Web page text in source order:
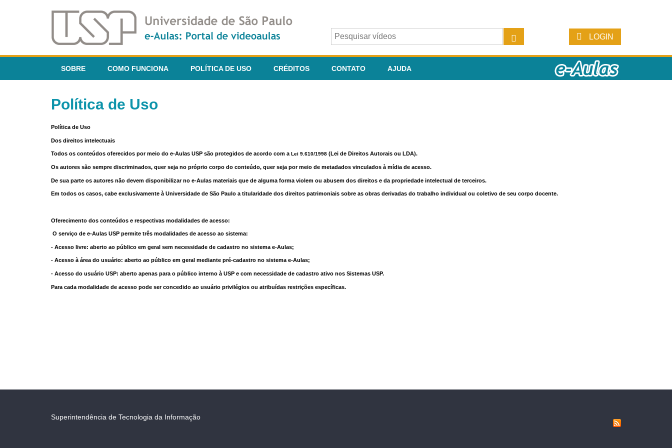
LOGIN
SOBRE COMO FUNCIONA POLÍTICA DE USO CRÉDITOS CONTATO AJUDA
Política de Uso
Política de Uso
Dos direitos intelectuais
Todos os conteúdos oferecidos por meio do e-Aulas USP são protegidos de acordo com a Lei 9.610/1998 (Lei de Direitos Autorais ou LDA).
Os autores são sempre discriminados, quer seja no próprio corpo do conteúdo, quer seja por meio de metadados vinculados à mídia de acesso.
De sua parte os autores não devem disponibilizar no e-Aulas materiais que de alguma forma violem ou abusem dos direitos e da propriedade intelectual de terceiros.
Em todos os casos, cabe exclusivamente à Universidade de São Paulo a titularidade dos direitos patrimoniais sobre as obras derivadas do trabalho individual ou coletivo de seu corpo docente.
Oferecimento dos conteúdos e respectivas modalidades de acesso:
O serviço de e-Aulas USP permite três modalidades de acesso ao sistema:
- Acesso livre: aberto ao público em geral sem necessidade de cadastro no sistema e-Aulas;
- Acesso à área do usuário: aberto ao público em geral mediante pré-cadastro no sistema e-Aulas;
- Acesso do usuário USP: aberto apenas para o público interno à USP e com necessidade de cadastro ativo nos Sistemas USP.
Para cada modalidade de acesso pode ser concedido ao usuário privilégios ou atribuídas restrições específicas.
Superintendência de Tecnologia da Informação